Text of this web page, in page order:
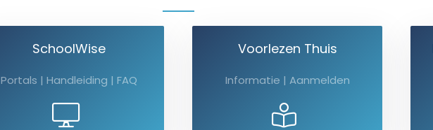
SchoolWise
Portals | Handleiding | FAQ
Voorlezen Thuis
Informatie | Aanmelden